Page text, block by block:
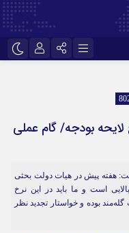
ایتا
بودجه/ گام عملی
هفته پیش در هیات دولت بحثی
است و ما باید در این نرخ
بوده و خواستار تجدید نظر